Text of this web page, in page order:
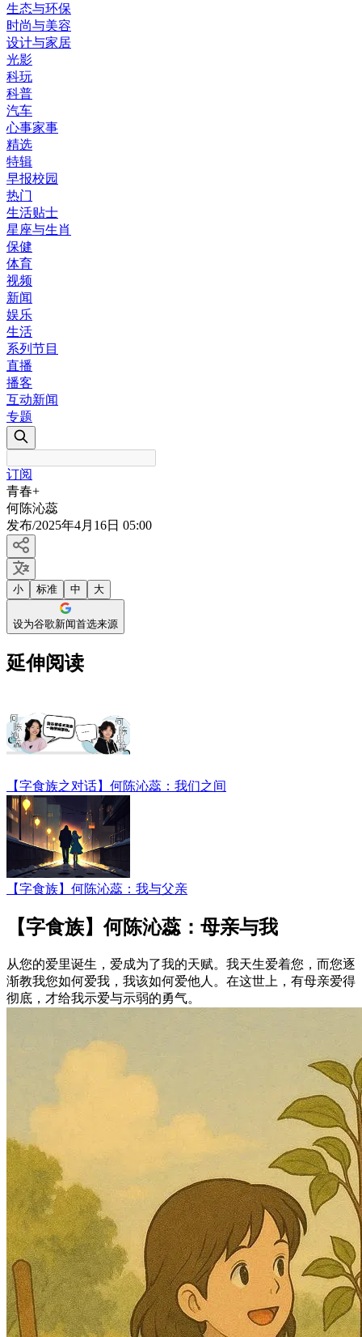
生态与环保
时尚与美容
设计与家居
光影
科玩
科普
汽车
心事家事
精选
特辑
早报校园
热门
生活贴士
星座与生肖
保健
体育
视频
新闻
娱乐
生活
系列节目
直播
播客
互动新闻
专题
订阅
青春+
何陈沁蕊
发布/2025年4月16日 05:00
小 标准 中 大
设为谷歌新闻首选来源
延伸阅读
【字食族之对话】何陈沁蕊：我们之间
【字食族】何陈沁蕊：我与父亲
【字食族】何陈沁蕊：母亲与我
从您的爱里诞生，爱成为了我的天赋。我天生爱着您，而您逐
渐教我您如何爱我，我该如何爱他人。在这世上，有母亲爱得
彻底，才给我示爱与示弱的勇气。